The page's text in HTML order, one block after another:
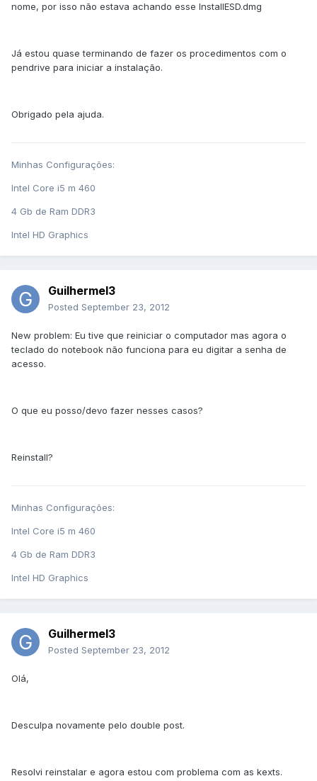
nome, por isso não estava achando esse InstallESD.dmg
Já estou quase terminando de fazer os procedimentos com o
pendrive para iniciar a instalação.
Obrigado pela ajuda.
Minhas Configurações:
Intel Core i5 m 460
4 Gb de Ram DDR3
Intel HD Graphics
Guilhermel3
Posted September 23, 2012
New problem: Eu tive que reiniciar o computador mas agora o
teclado do notebook não funciona para eu digitar a senha de
acesso.
O que eu posso/devo fazer nesses casos?
Reinstall?
Minhas Configurações:
Intel Core i5 m 460
4 Gb de Ram DDR3
Intel HD Graphics
Guilhermel3
Posted September 23, 2012
Olá,
Desculpa novamente pelo double post.
Resolvi reinstalar e agora estou com problema com as kexts.